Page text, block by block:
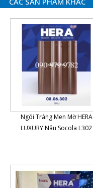
Ngói Tráng Men Mờ HERA
LUXURY Nâu Socola L302